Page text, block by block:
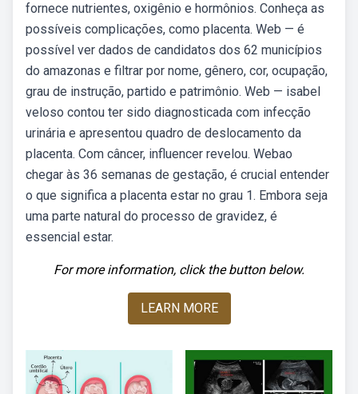
fornece nutrientes, oxigênio e hormônios. Conheça as
possíveis complicações, como placenta. Web — é
possível ver dados de candidatos dos 62 municípios
do amazonas e filtrar por nome, gênero, cor, ocupação,
grau de instrução, partido e patrimônio. Web — isabel
veloso contou ter sido diagnosticada com infecção
urinária e apresentou quadro de deslocamento da
placenta. Com câncer, influencer revelou. Webao
chegar às 36 semanas de gestação, é crucial entender
o que significa a placenta estar no grau 1. Embora seja
uma parte natural do processo de gravidez, é
essencial estar.
For more information, click the button below.
LEARN MORE